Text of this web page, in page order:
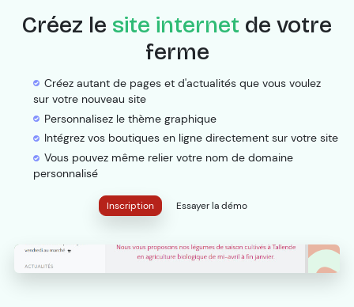
Créez le site internet de votre
ferme
Créez autant de pages et d'actualités que vous voulez
sur votre nouveau site
Personnalisez le thème graphique
Intégrez vos boutiques en ligne directement sur votre site
Vous pouvez même relier votre nom de domaine
personnalisé
Inscription Essayer la démo